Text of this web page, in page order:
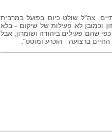
צה"ל שולט כיום בפועל במרבית
וכמובן לא פעילות של שיקום - בלא
שהם פעילים ביהודה ושומרון, אבל
ברצועה - הוכרע ומוטט".